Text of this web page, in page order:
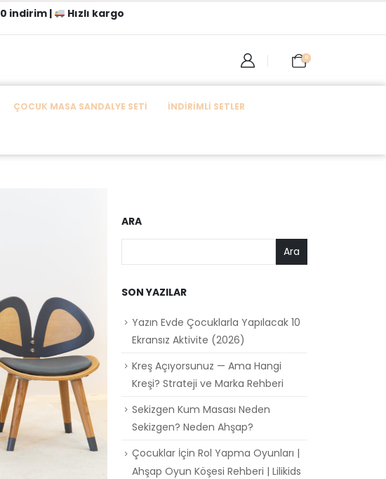
indirim | Hızlı kargo
0
ÇOCUK MASA SANDALYE SETI İNDIRIMLI SETLER
ARA
Ara
SON YAZILAR
Yazın Evde Çocuklarla Yapılacak 10
Ekransız Aktivite (2026)
Kreş Açıyorsunuz — Ama Hangi
Kreşi? Strateji ve Marka Rehberi
Sekizgen Kum Masası Neden
Sekizgen? Neden Ahşap?
Çocuklar İçin Rol Yapma Oyunları |
Ahşap Oyun Köşesi Rehberi | Lilikids